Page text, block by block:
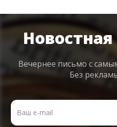
Вечернее письмо с
Без